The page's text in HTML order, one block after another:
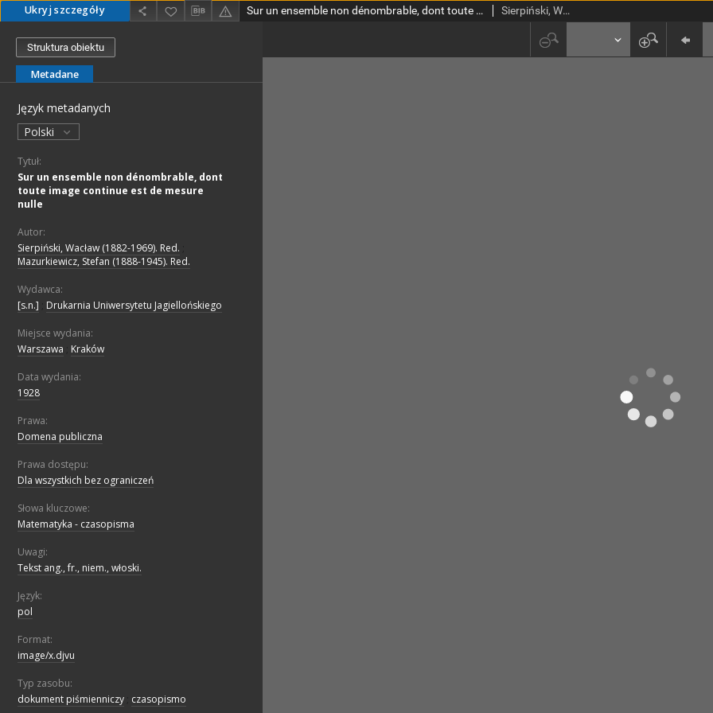
Ukryj szczegóły Sur un ensemble non dénombrable, dont toute image continue est de mesure nulle Sierpiński, Wacław (1882-1969). Red.; Mazurkiewicz, Stefan (1888-1945). Red.
Struktura obiektu
Metadane
Język metadanych
Polski
Tytuł:
Sur un ensemble non dénombrable, dont
toute image continue est de mesure
nulle
Autor:
Sierpiński, Wacław (1882-1969). Red.
Mazurkiewicz, Stefan (1888-1945). Red.
Wydawca:
[s.n.]
Drukarnia Uniwersytetu Jagiellońskiego
Miejsce wydania:
Warszawa
Kraków
Data wydania:
1928
Prawa:
Domena publiczna
Prawa dostępu:
Dla wszystkich bez ograniczeń
Słowa kluczowe:
Matematyka - czasopisma
Uwagi:
Tekst ang., fr., niem., włoski.
Język:
pol
Format:
image/x.djvu
Typ zasobu:
dokument piśmienniczy czasopismo